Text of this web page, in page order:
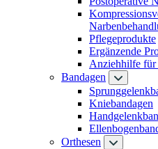
Pflegeprodukte
Ergänzende
Anziehhilfe für
Bandagen
Kniebandagen
Orthesen